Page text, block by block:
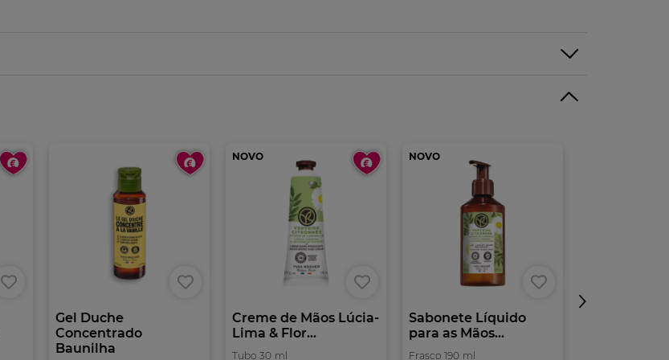
Gel Duche
Concentrado
Baunilha
NOVO
Creme de Mãos Lúcia-
Lima & Flor...
Tubo 30 ml
NOVO
Sabonete Líquido
para as Mãos...
Frasco 190 ml